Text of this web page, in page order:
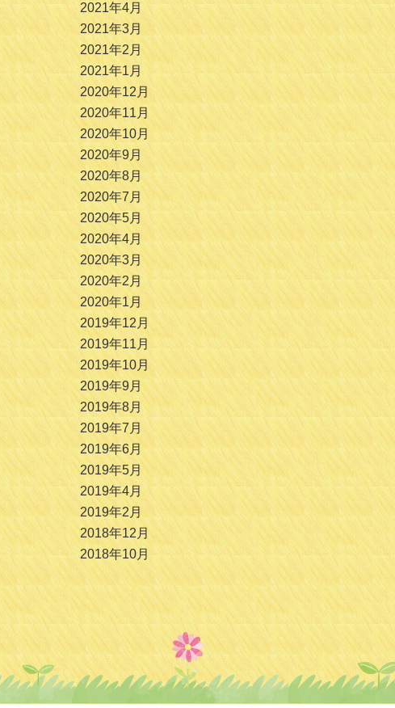
2021年4月
2021年3月
2021年2月
2021年1月
2020年12月
2020年11月
2020年10月
2020年9月
2020年8月
2020年7月
2020年5月
2020年4月
2020年3月
2020年2月
2020年1月
2019年12月
2019年11月
2019年10月
2019年9月
2019年8月
2019年7月
2019年6月
2019年5月
2019年4月
2019年2月
2018年12月
2018年10月